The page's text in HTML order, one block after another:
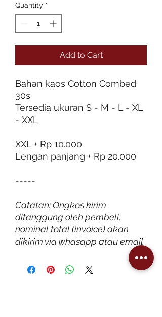
Quantity *
Add to Cart
Bahan kaos Cotton Combed
30s
Tersedia ukuran S - M - L - XL
- XXL
XXL + Rp 10.000
Lengan panjang + Rp 20.000
-----
Catatan: Ongkos kirim
ditanggung oleh pembeli,
nominal total (invoice) akan
dikirim via whasapp atau email